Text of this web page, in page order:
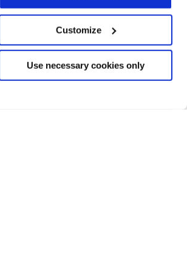
Customize
Use necessary cookies only